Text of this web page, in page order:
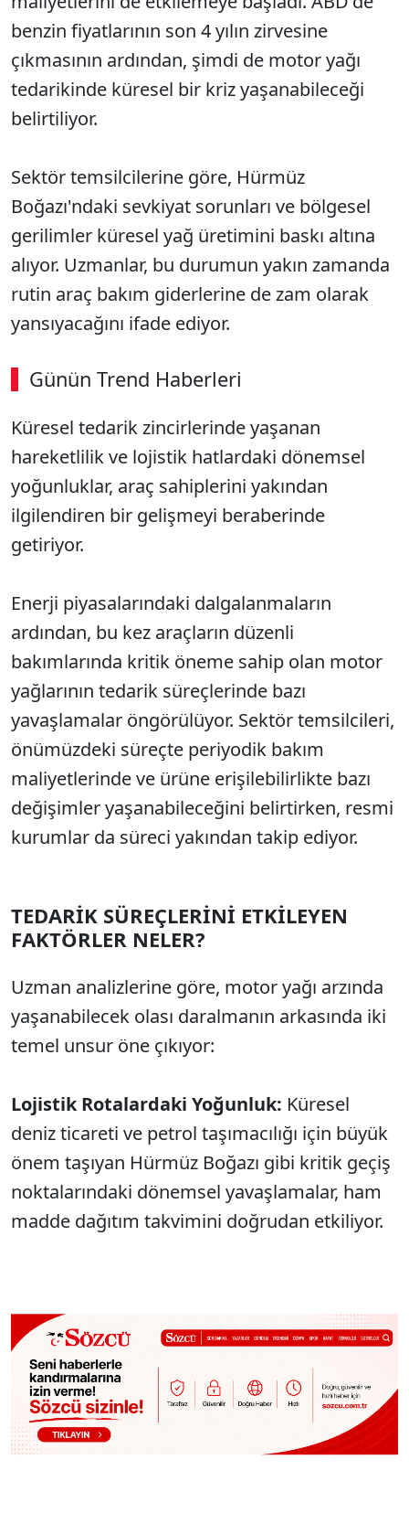
benzin fiyatlarının son 4 yılın zirvesine
çıkmasının ardından, şimdi de motor yağı
tedarikinde küresel bir kriz yaşanabileceği
belirtiliyor.
Sektör temsilcilerine göre, Hürmüz
Boğazı'ndaki sevkiyat sorunları ve bölgesel
gerilimler küresel yağ üretimini baskı altına
alıyor. Uzmanlar, bu durumun yakın zamanda
rutin araç bakım giderlerine de zam olarak
yansıyacağını ifade ediyor.
Günün Trend Haberleri
Küresel tedarik zincirlerinde yaşanan
hareketlilik ve lojistik hatlardaki dönemsel
yoğunluklar, araç sahiplerini yakından
ilgilendiren bir gelişmeyi beraberinde
getiriyor.
Enerji piyasalarındaki dalgalanmaların
ardından, bu kez araçların düzenli
bakımlarında kritik öneme sahip olan motor
yağlarının tedarik süreçlerinde bazı
yavaşlamalar öngörülüyor. Sektör temsilcileri,
önümüzdeki süreçte periyodik bakım
maliyetlerinde ve ürüne erişilebilirlikte bazı
değişimler yaşanabileceğini belirtirken, resmi
kurumlar da süreci yakından takip ediyor.
TEDARİK SÜREÇLERİNİ ETKİLEYEN
FAKTÖRLER NELER?
Uzman analizlerine göre, motor yağı arzında
yaşanabilecek olası daralmanın arkasında iki
temel unsur öne çıkıyor:
Lojistik Rotalardaki Yoğunluk: Küresel
deniz ticareti ve petrol taşımacılığı için büyük
önem taşıyan Hürmüz Boğazı gibi kritik geçiş
noktalarındaki dönemsel yavaşlamalar, ham
madde dağıtım takvimini doğrudan etkiliyor.